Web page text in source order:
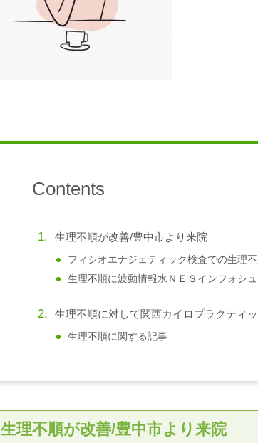
Contents
生理不順が改善/豊中市より来院
フィシオエナジェティック検査での生理
生理不順に波動情報水ＮＥＳインフォシ
生理不順に対して関西カイロプラクティ
生理不順に関する記事
生理不順が改善/豊中市より来院